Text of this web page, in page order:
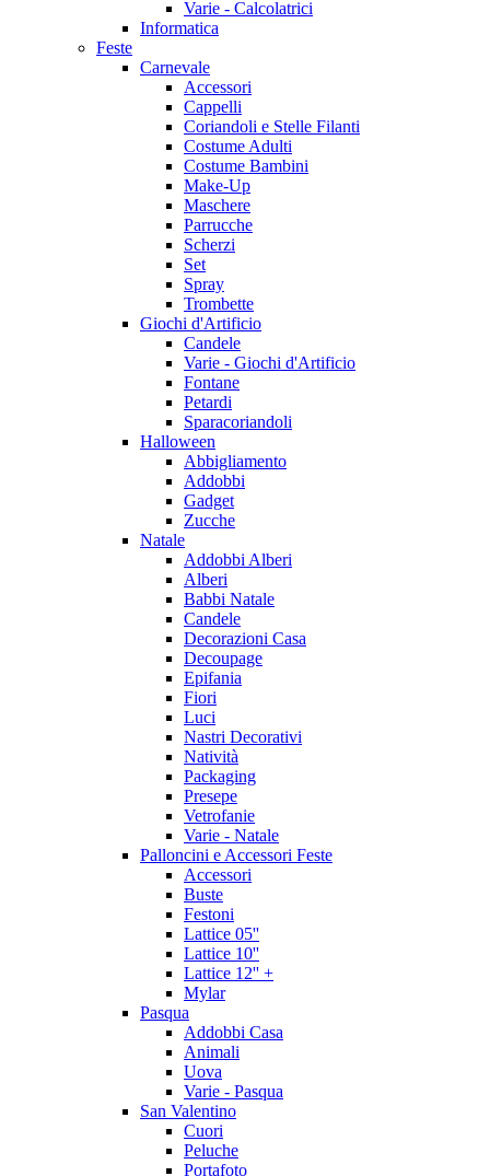
Varie - Calcolatrici
Informatica
Feste
Carnevale
Accessori
Cappelli
Coriandoli e Stelle Filanti
Costume Adulti
Costume Bambini
Make-Up
Maschere
Parrucche
Scherzi
Set
Spray
Trombette
Giochi d'Artificio
Candele
Varie - Giochi d'Artificio
Fontane
Petardi
Sparacoriandoli
Halloween
Abbigliamento
Addobbi
Gadget
Zucche
Natale
Addobbi Alberi
Alberi
Babbi Natale
Candele
Decorazioni Casa
Decoupage
Epifania
Fiori
Luci
Nastri Decorativi
Natività
Packaging
Presepe
Vetrofanie
Varie - Natale
Palloncini e Accessori Feste
Accessori
Buste
Festoni
Lattice 05''
Lattice 10''
Lattice 12'' +
Mylar
Pasqua
Addobbi Casa
Animali
Uova
Varie - Pasqua
San Valentino
Cuori
Peluche
Portafoto